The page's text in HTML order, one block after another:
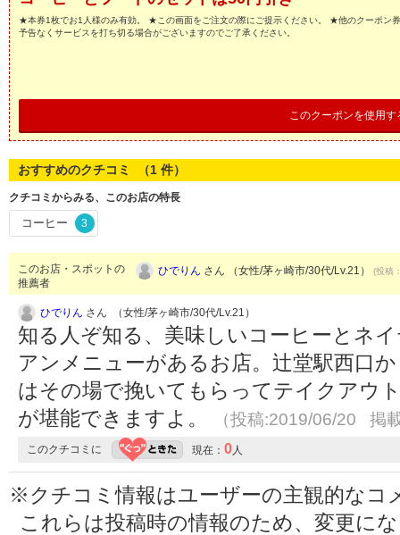
★本券1枚でお1人様のみ有効。 ★この画面をご注文の際にご提示ください。 ★他のクーポン
予告なくサービスを打ち切る場合がございますのでご了承ください。
このクーポンを使用す
おすすめのクチコミ （1 件）
クチコミからみる、このお店の特長
コーヒー 3
このお店・スポットの
推薦者
ひでりん さん （女性/茅ヶ崎市/30代/Lv.21） (投稿
ひでりん さん （女性/茅ヶ崎市/30代/Lv.21）
知る人ぞ知る、美味しいコーヒーとネ
アンメニューがあるお店。辻堂駅西口
はその場で挽いてもらってテイクアウ
が堪能できますよ。
（投稿:2019/06/20 掲
このクチコミに 現在： 0 人
※クチコミ情報はユーザーの主観的なコ
これらは投稿時の情報のため、変更に